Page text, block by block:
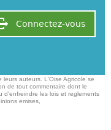
Connectez-vous
auteurs. L'Oise Agricole se
de tout commentaire dont le
d'enfreindre les lois et reglements
emises,